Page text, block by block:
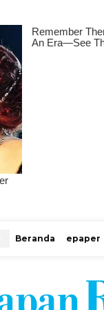
Beranda epaper